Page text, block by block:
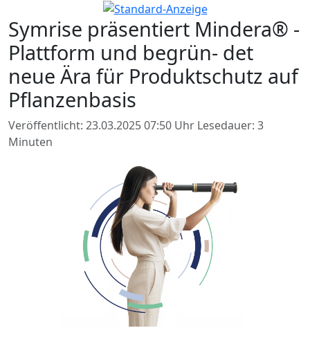
Symrise präsentiert Mindera® -
Plattform und begrün- det
neue Ära für Produktschutz auf
Pflanzenbasis
Veröffentlicht: 23.03.2025 07:50 Uhr Lesedauer: 3
Minuten